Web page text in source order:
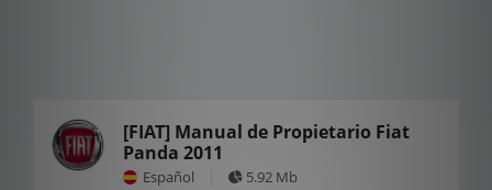
[FIAT] Manual de Propietario Fiat
Panda 2011
Español 5.92 Mb